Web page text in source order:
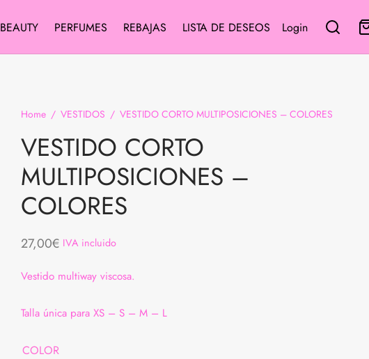
BEAUTY PERFUMES REBAJAS LISTA DE DESEOS Login
Home / VESTIDOS / VESTIDO CORTO MULTIPOSICIONES – COLORES
VESTIDO CORTO
MULTIPOSICIONES –
COLORES
27,00€ IVA incluido
Vestido multiway viscosa.
Talla única para XS – S – M – L
COLOR